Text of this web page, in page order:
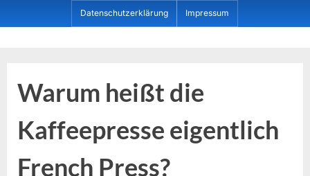
to
Datenschutzerklärung Impressum
Warum heißt die
Kaffeepresse eigentlich
French Press?